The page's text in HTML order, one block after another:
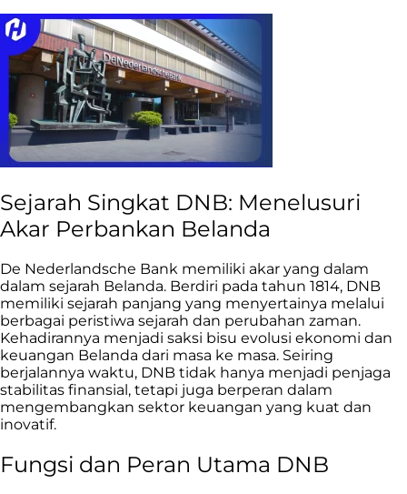
Sejarah Singkat DNB: Menelusuri
Akar Perbankan Belanda
De Nederlandsche Bank memiliki akar yang dalam
dalam sejarah Belanda. Berdiri pada tahun 1814, DNB
memiliki sejarah panjang yang menyertainya melalui
berbagai peristiwa sejarah dan perubahan zaman.
Kehadirannya menjadi saksi bisu evolusi ekonomi dan
keuangan Belanda dari masa ke masa. Seiring
berjalannya waktu, DNB tidak hanya menjadi penjaga
stabilitas finansial, tetapi juga berperan dalam
mengembangkan sektor keuangan yang kuat dan
inovatif.
Fungsi dan Peran Utama DNB